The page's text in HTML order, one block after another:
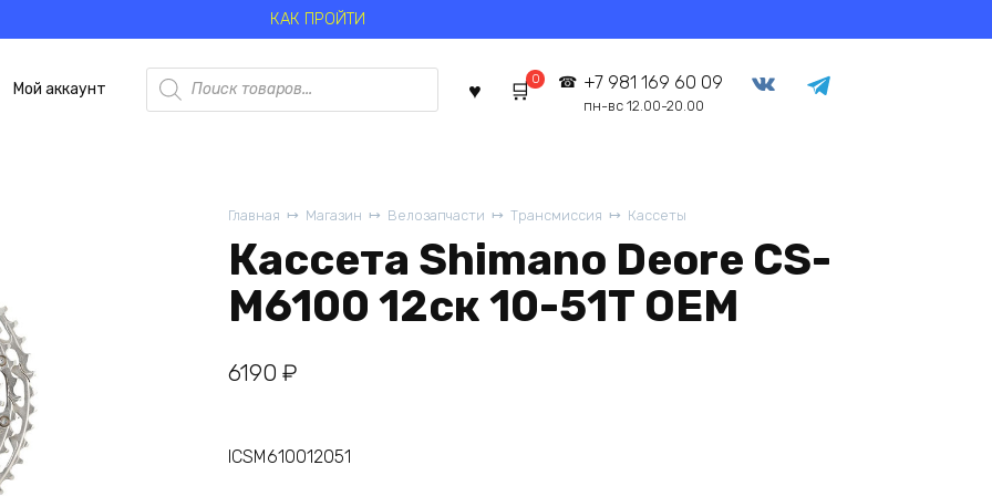
КАК ПРОЙТИ
Мой аккаунт
Поиск
товаров
0 +7 981 169 60 09
пн-вс 12.00-20.00
Главная
Магазин Велозапчасти Трансмиссия Кассеты
Кассета Shimano Deore CS-
M6100 12ск 10-51Т OEM
6190 ₽
ICSM610012051